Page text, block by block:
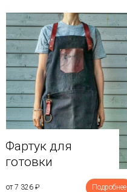
Фартук для
готовки
от 7 326 ₽ Подробнее